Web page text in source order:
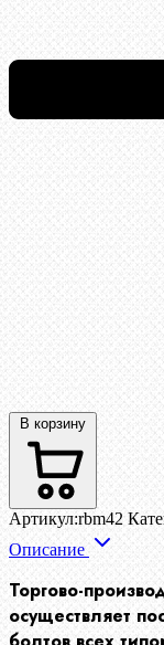
В корзину
Артикул:rbm42
Описание
Торгово-
осуществляет